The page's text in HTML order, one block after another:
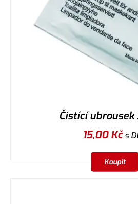
Čistící ubrousek
15,00Kčs
Koupit